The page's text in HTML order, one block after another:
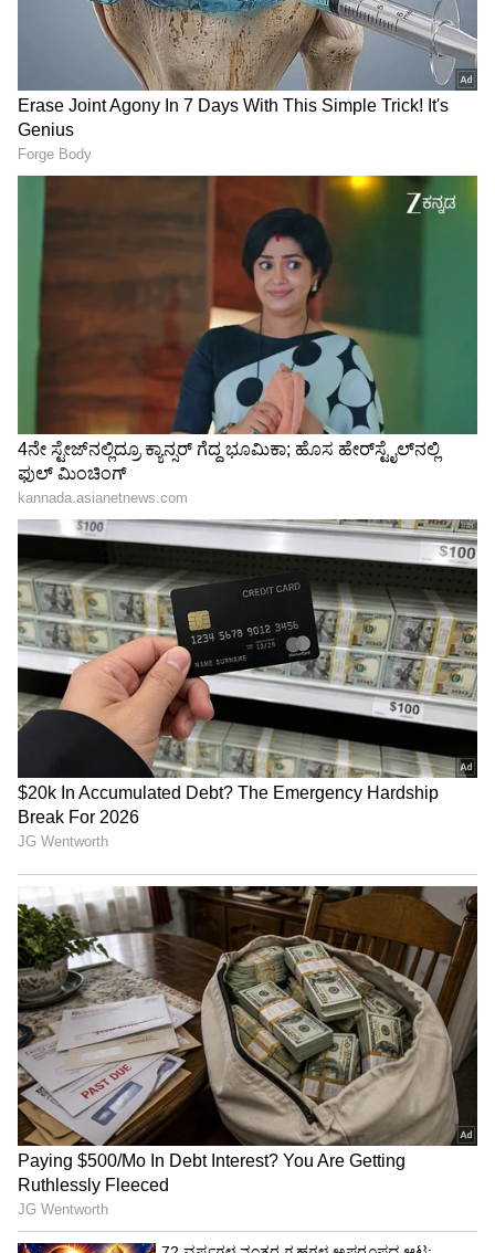
ರಸ್ತೆ ಬದಿ ಬಿದ್ದು ಸಿಕ್ಕ 25 ಲಕ್ಷ ರೂ. ಹಿಂದಿರುಗಿಸಿ
ಪ್ರಾಮಾಣಿಕತೆ ಮೆರೆದ ಆಟೋ ಚಾಲಕ
ಆರೆಸ್ಸೆಸ್‌ ಅನ್ನು ಕಾನೂನು
ಚೌಕಟ್ಟಿನೊಳಗೆ ತರ್ತೀವಿ:
ಪ್ರಿಯಾಂಕ್ ಖರ್ಗೆ | ನೂರು
ವರ್ಷಗಳ ಇತಿಹಾಸ ಅಧ್ಯಯನಕ್ಕೆ
Ahimsa Chetan: ರಾಜ್ಯ
ಪಕ್ಷದ ಘೋಷಣೆ!
B Nagendra: ಕೋರ್ಟ್‌ ಷರತ್ತು
ಮೀರಿ ನಾಗೇಂದ್ರ ದಿಲ್ಲಿ ಭೇಟಿ: ಇಡಿ
ತನಿಖೆ, ಸಾಕ್ಷ್ಯ ಸಿಕ್ಕರೆ ಏನಾಗುತ್ತೆ?
Karnataka Latest News Live:
ಕೆಎಸ್‌ಆರ್ ಬೆಂಗಳೂರು ನಿಲ್ದಾಣಕ್ಕೆ
ಹೊಸ ರೂಪ; ರೈಲು ಸಂಚಾರ
ಇನ್ಮುಂದೆ ಮತ್ತಷ್ಟು ಸುಗಮ
LATEST VIDEOS
ಕನಕೋತ್ಸವದಲ್ಲಿ ರಿಷಬ್ ಶೆಟ್ಟಿ | Rishab
Shetty speech | Suvarna News
ಶೇ.50 ರಿಂದ ಶೇ.18 ಕ್ಕೆ TAX ಇಳಿಕೆ: ಮೋದಿ-
ಟ್ರಂಪ್ ಐತಿಹಾಸಿಕ ಒಪ್ಪಂದ | India US
Trade Deal | Party Rounds